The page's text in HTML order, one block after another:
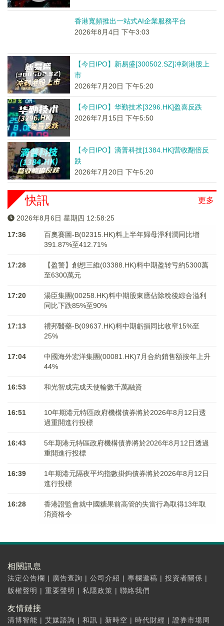
香港寬頻推出一站式AI企業服務平台
2026年8月4日 下午3:03
【今日IPO】新易盛[300502.SZ]冲刺港股上
市
2026年7月20日 下午5:20
【今日IPO】华勤技术[3296.HK]盈喜反跌
2026年7月15日 下午5:50
【今日IPO】滴普科技[1384.HK]营收翻倍反
跌
2026年7月20日 下午5:20
更多
快訊
2026年8月6日 星期四 12:58:25
17:36
百奧賽圖-B(02315.HK)料上半年歸母淨利潤同比增
391.87%至412.71%
17:28
【盈警】創想三維(03388.HK)料中期盈转亏約5300萬
至6300萬元
17:20
湯臣集團(00258.HK)料中期股東應佔除稅後綜合溢利
同比下跌85%至90%
17:13
禮邦醫藥-B(09637.HK)料中期虧損同比收窄15%至
25%
17:04
中國海外宏洋集團(00081.HK)7月合約銷售額按年上升
44%
16:53 和光智成完成天使輪數千萬融資
16:51
10年期港元特區政府機構債券將於2026年8月12日透
過重開進行投標
16:43
5年期港元特區政府機構債券將於2026年8月12日透過
重開進行投標
16:39
1年期港元隔夜平均指數掛鉤債券將於2026年8月12日
進行投標
16:28
香港證監會就中國糖果前高管的失當行為取得13年取
消資格令
相關訊息
法定公告欄 | 廣告查詢 | 公司介紹 | 專欄邀稿 | 投資者關係 |
版權聲明 | 重要聲明 | 私隱政策 | 聯絡我們
友情鏈接
清博智能 | 艾媒諮詢 | 和訊 | 新時空 | 時代財經 | 證券市場周